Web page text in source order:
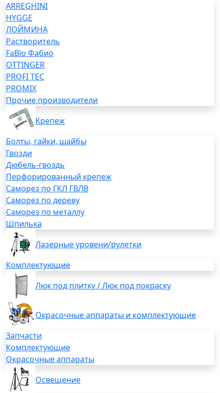
ARREGHINI
HYGGE
ЛОЙМИНА
Растворитель
FaBio Фабио
OTTINGER
PROFI TEC
PROMIX
Прочие производители
Крепеж
Болты, гайки, шайбы
Гвозди
Дюбель-гвоздь
Перфорированный крепеж
Саморез по ГКЛ ГВЛВ
Саморез по дереву
Саморез по металлу
Шпилька
Лазерные уровени/рулетки
Комплектующие
Люк под плитку / Люк под покраску
Окрасочные аппараты и комплектующие
Запчасти
Комплектующие
Окрасочные аппараты
Освещение